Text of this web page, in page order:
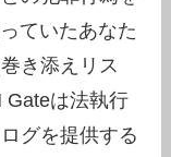
ていたあなた
き添えリス
Gateは法執行
グを提供する